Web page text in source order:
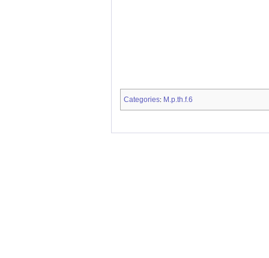
Categories: M.p.th.f.6